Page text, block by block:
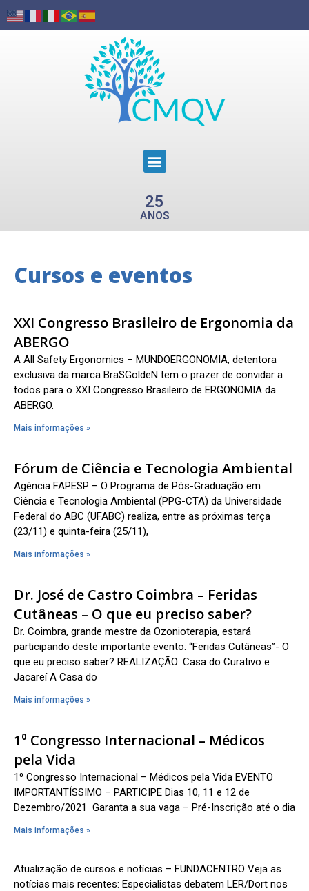
25
ANOS
Cursos e eventos
XXI Congresso Brasileiro de Ergonomia da
ABERGO
A All Safety Ergonomics – MUNDOERGONOMIA, detentora
exclusiva da marca BraSGoldeN tem o prazer de convidar a
todos para o XXI Congresso Brasileiro de ERGONOMIA da
ABERGO.
Mais informações »
Fórum de Ciência e Tecnologia Ambiental
Agência FAPESP – O Programa de Pós-Graduação em
Ciência e Tecnologia Ambiental (PPG-CTA) da Universidade
Federal do ABC (UFABC) realiza, entre as próximas terça
(23/11) e quinta-feira (25/11),
Mais informações »
Dr. José de Castro Coimbra – Feridas
Cutâneas – O que eu preciso saber?
Dr. Coimbra, grande mestre da Ozonioterapia, estará
participando deste importante evento: “Feridas Cutâneas”- O
que eu preciso saber? REALIZAÇÃO: Casa do Curativo e
Jacareí A Casa do
Mais informações »
1⁰ Congresso Internacional – Médicos
pela Vida
1⁰ Congresso Internacional – Médicos pela Vida EVENTO
IMPORTANTÍSSIMO – PARTICIPE Dias 10, 11 e 12 de
Dezembro/2021 Garanta a sua vaga – Pré-Inscrição até o dia
Mais informações »
Atualização de cursos e notícias – FUNDACENTRO Veja as
notícias mais recentes: Especialistas debatem LER/Dort nos